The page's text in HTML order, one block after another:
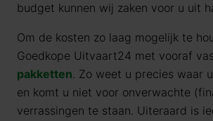
budget kunnen wij zaken voor u uit
Om de kosten zo laag mogelijk te
Goedkope Uitvaart24 met vooraf
pakketten. Zo weet u precies waar
en komt u niet voor onverwachte
verrassingen te staan. Uiteraard is